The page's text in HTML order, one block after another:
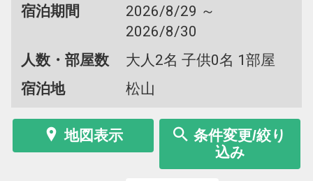
宿泊期間
2026/8/29 ～
2026/8/30
人数・部屋数
大人2名 子供0名 1部屋
宿泊地
松山
地図表示
条件変更/絞り
込み